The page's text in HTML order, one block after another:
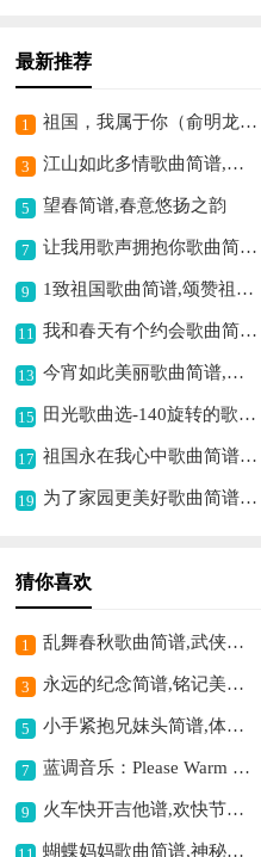
最新推荐
1 祖国，我属于你（俞明龙词 丁昌信曲）歌曲简谱,表达爱国深情
3 江山如此多情歌曲简谱,展现山河深情
5 望春简谱,春意悠扬之韵
7 让我用歌声拥抱你歌曲简谱,温暖歌声传递爱意
9 1致祖国歌曲简谱,颂赞祖国之情怀
11 我和春天有个约会歌曲简谱,浪漫相约春意浓
13 今宵如此美丽歌曲简谱,描绘美好夜景
15 田光歌曲选-140旋转的歌歌曲简谱,旋律灵动有活力
17 祖国永在我心中歌曲简谱,爱国情怀满心间
19 为了家园更美好歌曲简谱,展现家园美好愿景
猜你喜欢
1 乱舞春秋歌曲简谱,武侠古风之韵
3 永远的纪念简谱,铭记美好回忆
5 小手紧抱兄妹头简谱,体现兄妹深厚情
7 蓝调音乐：Please Warm My Wiener歌曲简谱,独特蓝调风格之作
9 火车快开吉他谱,欢快节奏满活力
蝴蝶妈妈歌曲简谱,神秘奇幻的歌谣